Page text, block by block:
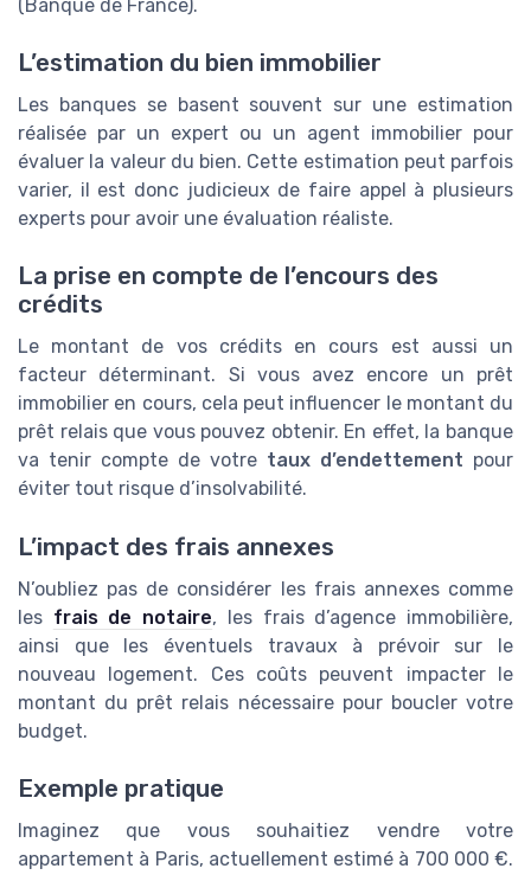
(Banque de France).
L’estimation du bien immobilier
Les banques se basent souvent sur une estimation
réalisée par un expert ou un agent immobilier pour
évaluer la valeur du bien. Cette estimation peut parfois
varier, il est donc judicieux de faire appel à plusieurs
experts pour avoir une évaluation réaliste.
La prise en compte de l’encours des
crédits
Le montant de vos crédits en cours est aussi un
facteur déterminant. Si vous avez encore un prêt
immobilier en cours, cela peut influencer le montant du
prêt relais que vous pouvez obtenir. En effet, la banque
va tenir compte de votre taux d’endettement pour
éviter tout risque d’insolvabilité.
L’impact des frais annexes
N’oubliez pas de considérer les frais annexes comme
les frais de notaire, les frais d’agence immobilière,
ainsi que les éventuels travaux à prévoir sur le
nouveau logement. Ces coûts peuvent impacter le
montant du prêt relais nécessaire pour boucler votre
budget.
Exemple pratique
Imaginez que vous souhaitiez vendre votre
appartement à Paris, actuellement estimé à 700 000 €.